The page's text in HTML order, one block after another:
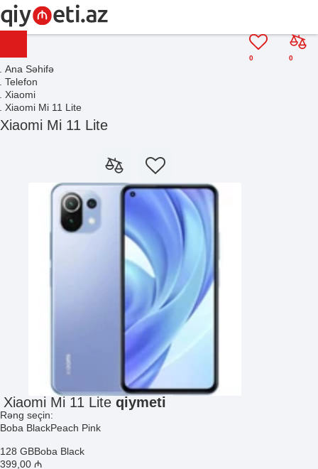
0
0
Ana Səhifə
Telefon
Xiaomi
Xiaomi Mi 11 Lite
Xiaomi Mi 11 Lite
Xiaomi Mi 11 Lite qiymeti
Rəng seçin:
Boba BlackPeach Pink
128 GBBoba Black
399 ,00 ₼